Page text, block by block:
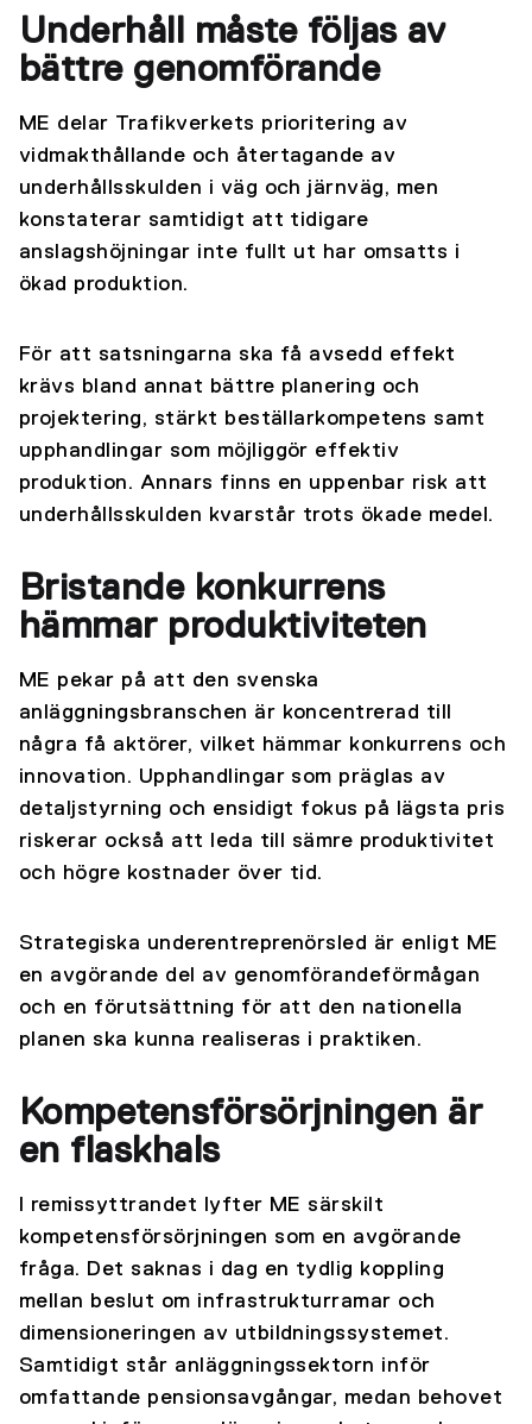
Underhåll måste följas av
bättre genomförande
ME delar Trafikverkets prioritering av
vidmakthållande och återtagande av
underhållsskulden i väg och järnväg, men
konstaterar samtidigt att tidigare
anslagshöjningar inte fullt ut har omsatts i
ökad produktion.
För att satsningarna ska få avsedd effekt
krävs bland annat bättre planering och
projektering, stärkt beställarkompetens samt
upphandlingar som möjliggör effektiv
produktion. Annars finns en uppenbar risk att
underhållsskulden kvarstår trots ökade medel.
Bristande konkurrens
hämmar produktiviteten
ME pekar på att den svenska
anläggningsbranschen är koncentrerad till
några få aktörer, vilket hämmar konkurrens och
innovation. Upphandlingar som präglas av
detaljstyrning och ensidigt fokus på lägsta pris
riskerar också att leda till sämre produktivitet
och högre kostnader över tid.
Strategiska underentreprenörsled är enligt ME
en avgörande del av genomförandeförmågan
och en förutsättning för att den nationella
planen ska kunna realiseras i praktiken.
Kompetensförsörjningen är
en flaskhals
I remissyttrandet lyfter ME särskilt
kompetensförsörjningen som en avgörande
fråga. Det saknas i dag en tydlig koppling
mellan beslut om infrastrukturramar och
dimensioneringen av utbildningssystemet.
Samtidigt står anläggningssektorn inför
omfattande pensionsavgångar, medan behovet